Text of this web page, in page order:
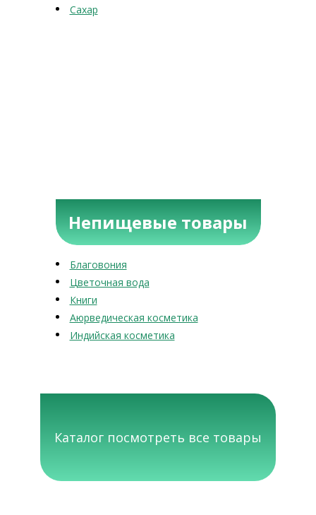
Сахар
Непищевые товары
Благовония
Цветочная вода
Книги
Аюрведическая косметика
Индийская косметика
Каталог посмотреть все товары